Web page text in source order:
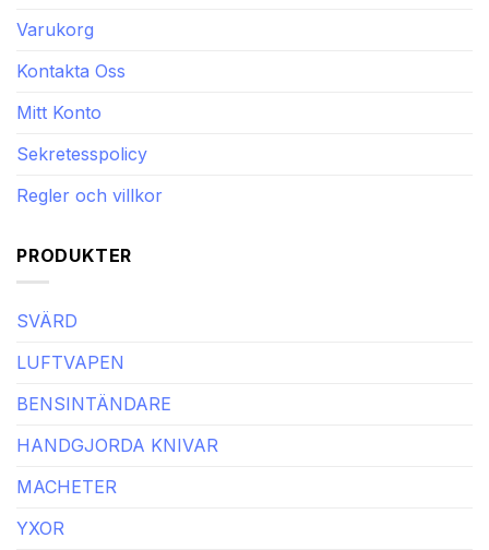
Varukorg
Kontakta Oss
Mitt Konto
Sekretesspolicy
Regler och villkor
PRODUKTER
SVÄRD
LUFTVAPEN
BENSINTÄNDARE
HANDGJORDA KNIVAR
MACHETER
YXOR